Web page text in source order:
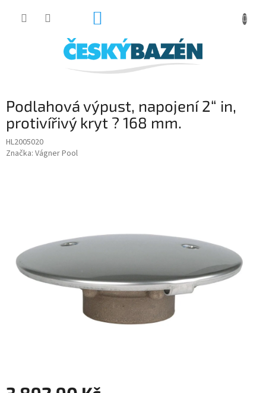
Podlahová výpust, napojení 2“ in,
protivířivý kryt ? 168 mm.
HL2005020
Značka: Vágner Pool